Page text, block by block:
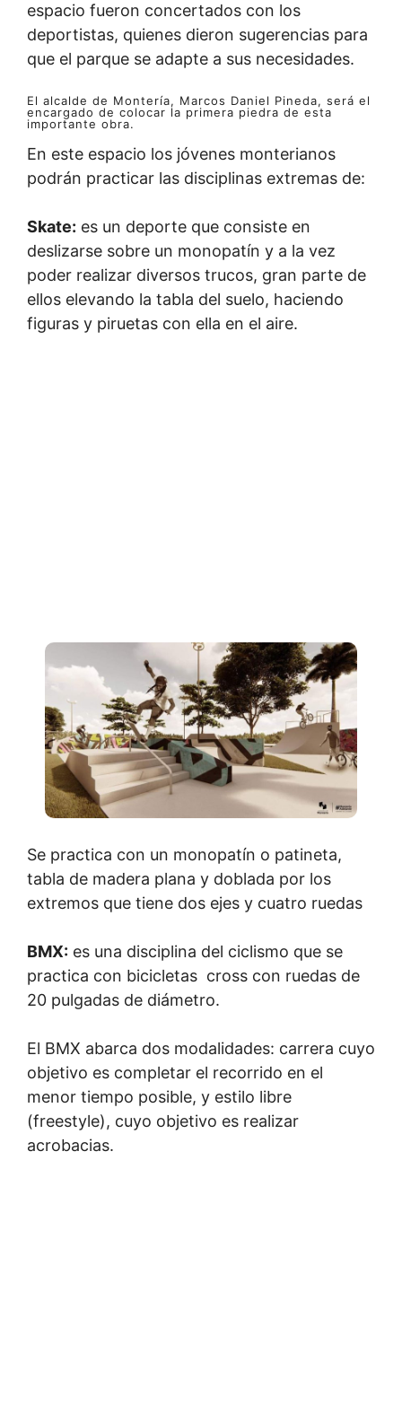
espacio fueron concertados con los
deportistas, quienes dieron sugerencias para
que el parque se adapte a sus necesidades.
El alcalde de Montería, Marcos Daniel Pineda, será el
encargado de colocar la primera piedra de esta
importante obra.
En este espacio los jóvenes monterianos
podrán practicar las disciplinas extremas de:
Skate: es un deporte que consiste en
deslizarse sobre un monopatín y a la vez
poder realizar diversos trucos, gran parte de
ellos elevando la tabla del suelo, haciendo
figuras y piruetas con ella en el aire.
Se practica con un monopatín o patineta,
tabla de madera plana y doblada por los
extremos que tiene dos ejes y cuatro ruedas
BMX: es una disciplina del ciclismo que se
practica con bicicletas cross con ruedas de
20 pulgadas de diámetro.
El BMX abarca dos modalidades: carrera cuyo
objetivo es completar el recorrido en el
menor tiempo posible, y estilo libre
(freestyle), cuyo objetivo es realizar
acrobacias.